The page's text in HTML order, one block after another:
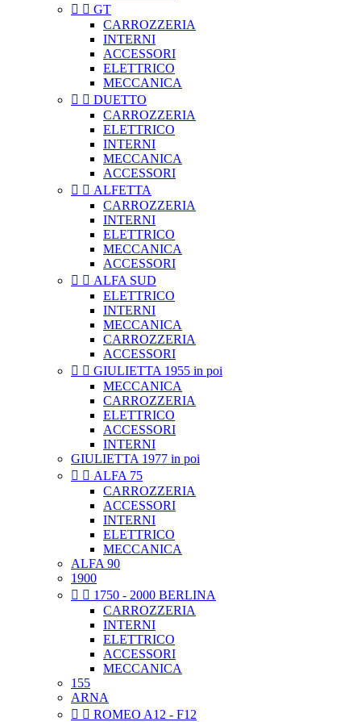
  GT
CARROZZERIA
INTERNI
ACCESSORI
ELETTRICO
MECCANICA
  DUETTO
CARROZZERIA
ELETTRICO
INTERNI
MECCANICA
ACCESSORI
  ALFETTA
CARROZZERIA
INTERNI
ELETTRICO
MECCANICA
ACCESSORI
  ALFA SUD
ELETTRICO
INTERNI
MECCANICA
CARROZZERIA
ACCESSORI
  GIULIETTA 1955 in poi
MECCANICA
CARROZZERIA
ELETTRICO
ACCESSORI
INTERNI
GIULIETTA 1977 in poi
  ALFA 75
CARROZZERIA
ACCESSORI
INTERNI
ELETTRICO
MECCANICA
ALFA 90
1900
  1750 - 2000 BERLINA
CARROZZERIA
INTERNI
ELETTRICO
ACCESSORI
MECCANICA
155
ARNA
  ROMEO A12 - F12